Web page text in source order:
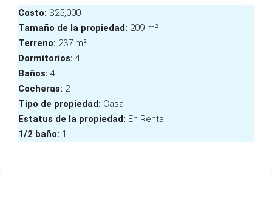
Costo: $25,000
Tamaño de la propiedad: 209 m²
Terreno: 237 m²
Dormitorios: 4
Baños: 4
Cocheras: 2
Tipo de propiedad: Casa
Estatus de la propiedad: En Renta
1/2 baño: 1